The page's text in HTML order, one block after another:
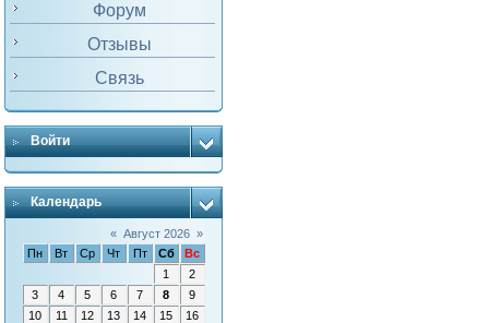
Форум
Отзывы
Связь
Войти
Календарь
« Август 2026 »
Пн
Вт Ср Чт Пт Сб
Вс
1
2
3
4 5 6 7 8
9
10
11 12 13 14 15
16